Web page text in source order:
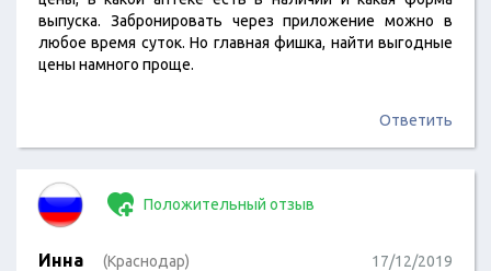
выпуска. Забронировать через приложение можно в
любое время суток. Но главная фишка, найти выгодные
цены намного проще.
Ответить
Положительный отзыв
Инна (Краснодар) 17/12/2019